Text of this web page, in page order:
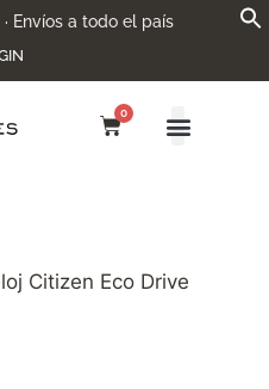
Envíos a todo el país
0
Citizen Eco Drive